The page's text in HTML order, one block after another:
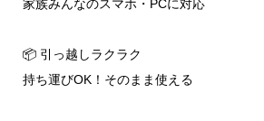
家族みんなのスマホ・PCに対応
📦 引っ越しラクラク
持ち運びOK！そのまま使える